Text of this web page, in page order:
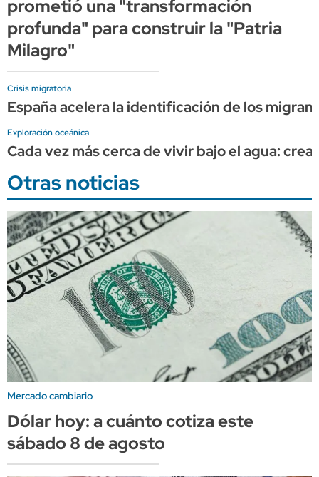
prometió una "transformación
profunda" para construir la "Patria
Milagro"
Crisis migratoria
España acelera la identificación de los
Exploración oceánica
Cada vez más cerca de vivir bajo el agua:
Otras noticias
Mercado cambiario
Dólar hoy: a cuánto cotiza este
sábado 8 de agosto